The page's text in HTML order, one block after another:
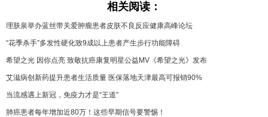
相关阅读：
理肤泉举办蓝丝带关爱肿瘤患者皮肤不良反应健康高峰论坛
“花季杀手”多发性硬化致9成以上患者产生步行功能障碍
希望之光 因你点亮 致敬抗癌康复明星公益MV《希望之光》发布
艾滋病创新药提升患者生活质量 医保落地天津最高可报销90%
当流感遇上新冠，免疫力才是“王道”
肺癌患者每年增加近80万！这些早期信号要警惕！